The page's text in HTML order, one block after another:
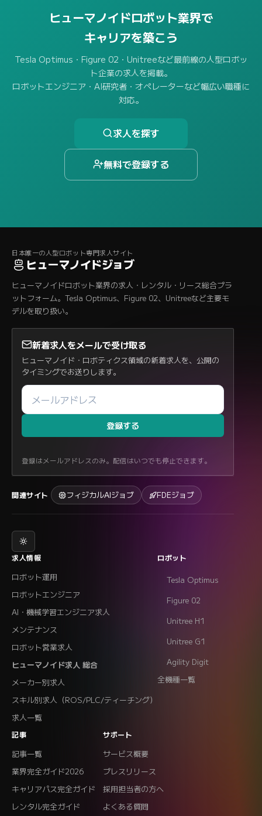
ヒューマノイドロボット業界で
キャリアを築こう
Tesla Optimus・Figure 02・Unitreeなど最前線の人型ロボッ
ト企業の求人を掲載。
ロボットエンジニア・AI研究者・オペレーターなど幅広い職種に
対応。
求人を探す
無料で登録する
日本唯一の人型ロボット専門求人サイト
ヒューマノイドジョブ
ヒューマノイドロボット業界の求人・レンタル・リース総合プラ
ットフォーム。Tesla Optimus、Figure 02、Unitreeなど主要モ
デルを取り扱い。
新着求人をメールで受け取る
ヒューマノイド・ロボティクス領域の新着求人を、公開の
タイミングでお送りします。
登録する
登録はメールアドレスのみ。配信はいつでも停止できます。
関連サイト フィジカルAIジョブ FDEジョブ
求人情報
ロボット運用
ロボットエンジニア
AI・機械学習エンジニア求人
メンテナンス
ロボット営業求人
ヒューマノイド求人 総合
メーカー別求人
スキル別求人（ROS/PLC/ティーチング）
求人一覧
ロボット
Tesla Optimus
Figure 02
Unitree H1
Unitree G1
Agility Digit
全機種一覧
記事
記事一覧
業界完全ガイド2026
キャリアパス完全ガイド
レンタル完全ガイド
サポート
サービス概要
プレスリリース
採用担当者の方へ
よくある質問